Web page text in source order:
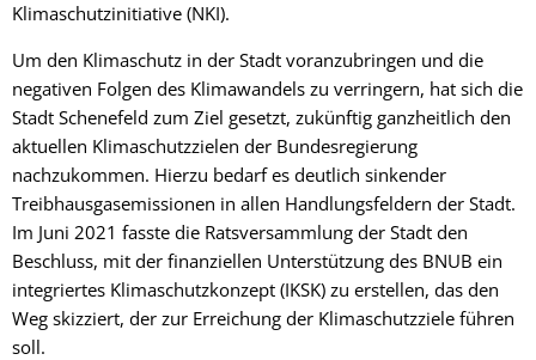
Klimaschutzinitiative (NKI).
Um den Klimaschutz in der Stadt voranzubringen und die
negativen Folgen des Klimawandels zu verringern, hat sich die
Stadt Schenefeld zum Ziel gesetzt, zukünftig ganzheitlich den
aktuellen Klimaschutzzielen der Bundesregierung
nachzukommen. Hierzu bedarf es deutlich sinkender
Treibhausgasemissionen in allen Handlungsfeldern der Stadt.
Im Juni 2021 fasste die Ratsversammlung der Stadt den
Beschluss, mit der finanziellen Unterstützung des BNUB ein
integriertes Klimaschutzkonzept (IKSK) zu erstellen, das den
Weg skizziert, der zur Erreichung der Klimaschutzziele führen
soll.